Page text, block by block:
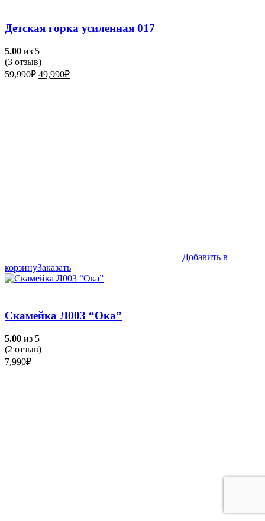
Детская горка усиленная 017
5.00 из 5
(3 отзыв)
59,990₽ Первоначальная
49,990₽Текущая
Добавить в
корзинуЗаказать
Скамейка Л003 “Ока”
5.00 из 5
(2 отзыв)
7,990₽